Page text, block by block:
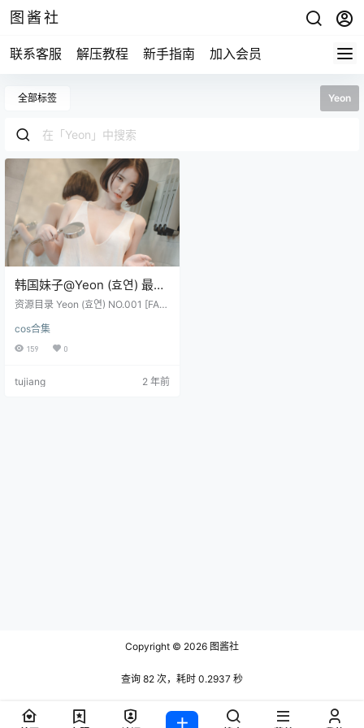
图酱社
联系客服 解压教程 新手指南 加入会员
全部标签 Yeon
韩国妹子@Yeon (효연) 最全
图包合集[15套][持续更新]
资源目录 Yeon (효연) NO.001 [FAN
연) NO.002 [FANDING] Gym Girl [5
6P-688MB] Yeon (효연) NO.003 K
RAVIA]VOL.378 [121P-182MB] …
cos合集
159 0
tujiang 2 年前
Copyright © 2026 图酱社
查询 82 次，耗时 0.2937 秒